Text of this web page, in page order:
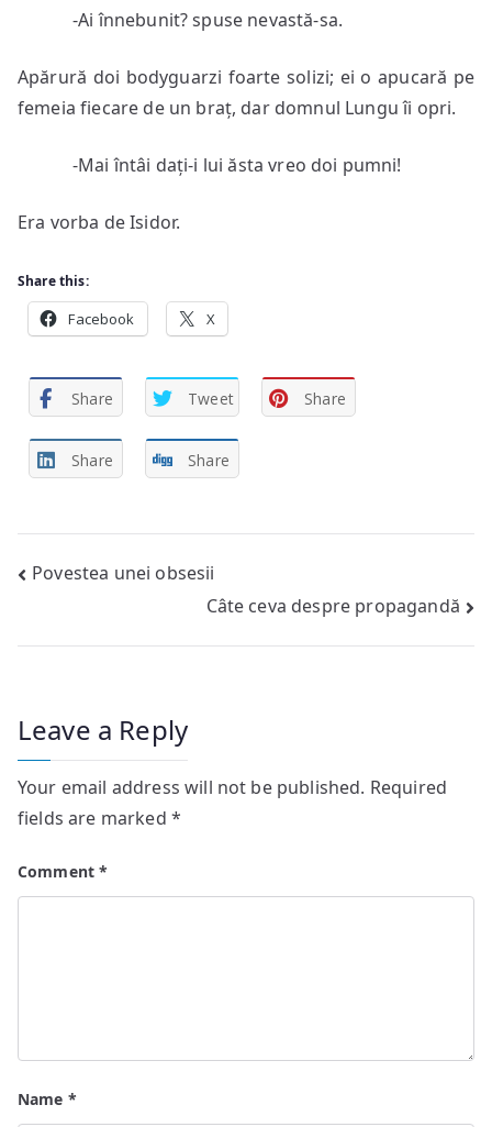
-Ai înnebunit? spuse nevastă-sa.
Apărură doi bodyguarzi foarte solizi; ei o apucară pe
femeia fiecare de un braț, dar domnul Lungu îi opri.
-Mai întâi dați-i lui ăsta vreo doi pumni!
Era vorba de Isidor.
Share this:
Facebook X
Share Tweet Share
Share Share
Post
Povestea unei obsesii
Câte ceva despre propagandă
Leave a Reply
Your email address will not be published. Required
fields are marked *
Comment*
Name *